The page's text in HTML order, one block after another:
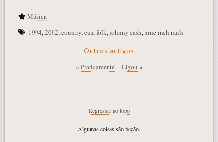
Música
1994,2002,country,eua,folk,johnny cash,nine inch nails
Outros artigos
« Praticamente Ligou »
Regressar ao topo
Algumas coisas são ficção.